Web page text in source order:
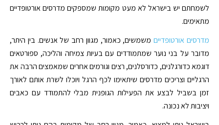
לשמחתם יש בישראל לא מעט מקומות שמספקים מדרסים אורטופדיים
מתאימים.
מדרסים אורטופדייםמשמשים, כאמור, מגוון רחב של אנשים. בין היתר,
מדובר על בני נוער שמתמודדים עם בעיות צמיחה והליכה, ספורטאים
דוגמא כדורגלנים, כדורסלנים, רצים וגורמים אחרים שמאמצים הרבה את
הרגליים וצריכים מדרסים שיתאימו לכף הרגל ויוכלו לשרת אותם לאורך
זמן בשביל לבצע את הפעילות הגופנית מבלי להתמודד עם כאבים
ויציבות לא נכונה.